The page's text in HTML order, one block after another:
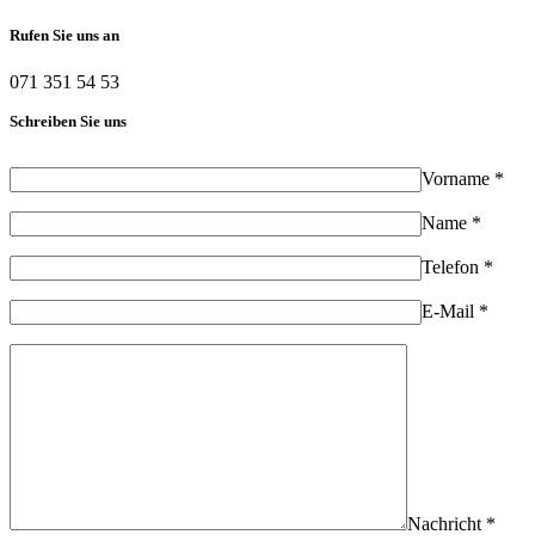
Rufen Sie uns an
071 351 54 53
Schreiben Sie uns
Vorname *
Name *
Telefon *
E-Mail *
Nachricht *